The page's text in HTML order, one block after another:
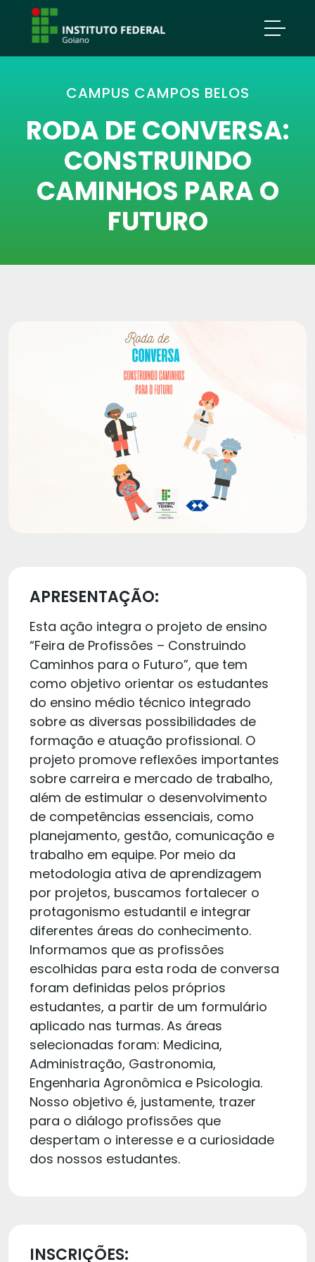
CAMPUS CAMPOS BELOS
RODA DE CONVERSA:
CONSTRUINDO
CAMINHOS PARA O
FUTURO
APRESENTAÇÃO:
Esta ação integra o projeto de ensino
“Feira de Profissões – Construindo
Caminhos para o Futuro”, que tem
como objetivo orientar os estudantes
do ensino médio técnico integrado
sobre as diversas possibilidades de
formação e atuação profissional. O
projeto promove reflexões importantes
sobre carreira e mercado de trabalho,
além de estimular o desenvolvimento
de competências essenciais, como
planejamento, gestão, comunicação e
trabalho em equipe. Por meio da
metodologia ativa de aprendizagem
por projetos, buscamos fortalecer o
protagonismo estudantil e integrar
diferentes áreas do conhecimento.
Informamos que as profissões
escolhidas para esta roda de conversa
foram definidas pelos próprios
estudantes, a partir de um formulário
aplicado nas turmas. As áreas
selecionadas foram: Medicina,
Administração, Gastronomia,
Engenharia Agronômica e Psicologia.
Nosso objetivo é, justamente, trazer
para o diálogo profissões que
despertam o interesse e a curiosidade
dos nossos estudantes.
INSCRIÇÕES: